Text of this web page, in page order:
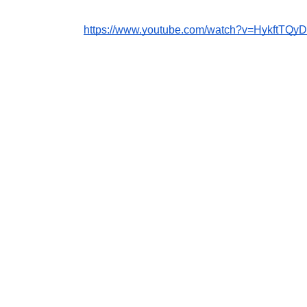
https://www.youtube.com/